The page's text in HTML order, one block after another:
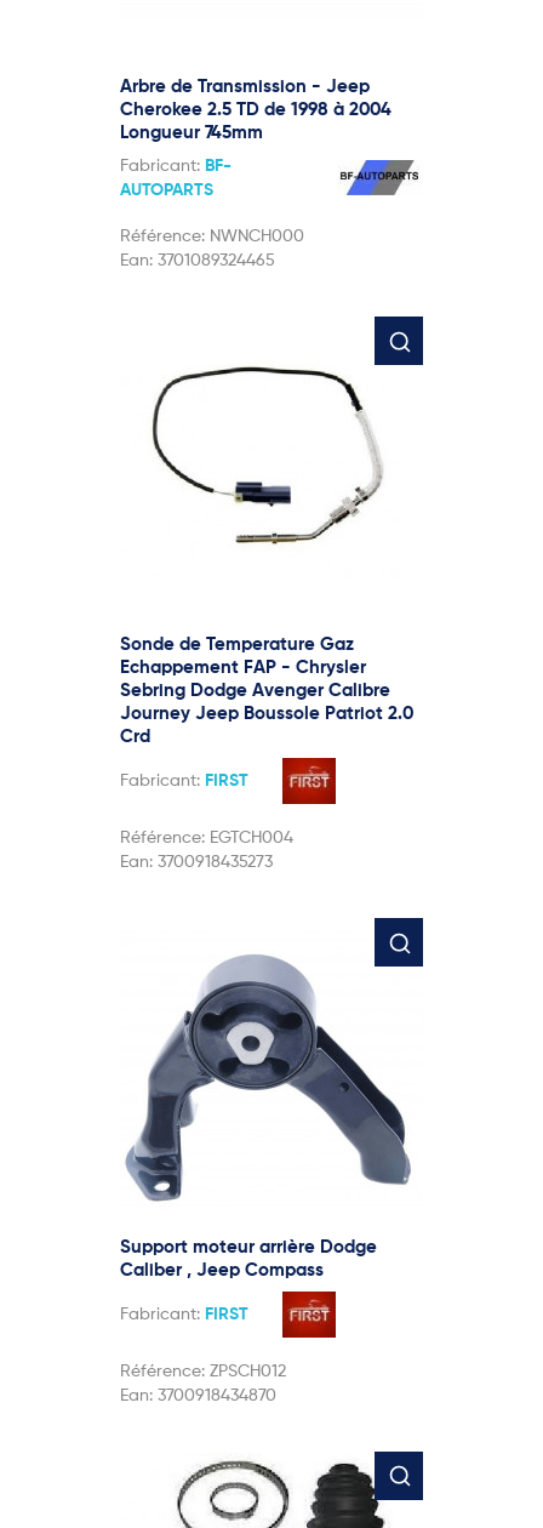
Arbre de Transmission - Jeep
Cherokee 2.5 TD de 1998 à 2004
Longueur 745mm
Fabricant: BF-
AUTOPARTS
Référence: NWNCH000
Ean: 3701089324465
Sonde de Temperature Gaz
Echappement FAP - Chrysler
Sebring Dodge Avenger Calibre
Journey Jeep Boussole Patriot 2.0
Crd
Fabricant: FIRST
Référence: EGTCH004
Ean: 3700918435273
Support moteur arrière Dodge
Caliber , Jeep Compass
Fabricant: FIRST
Référence: ZPSCH012
Ean: 3700918434870